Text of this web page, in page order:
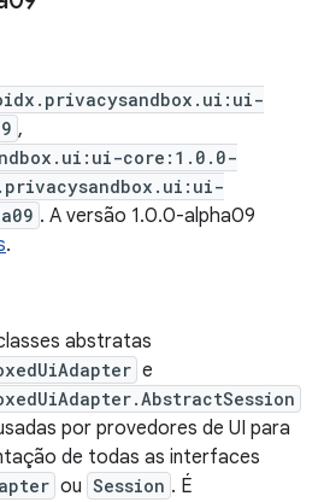
,
core:1.0.0-
. A versão 1.0.0-alpha09
.
abstratas
e
por provedores de UI para
de todas as interfaces
ou Session . É